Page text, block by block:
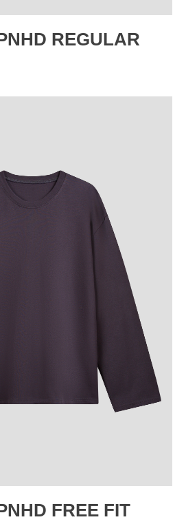
REGULAR
FREE FIT